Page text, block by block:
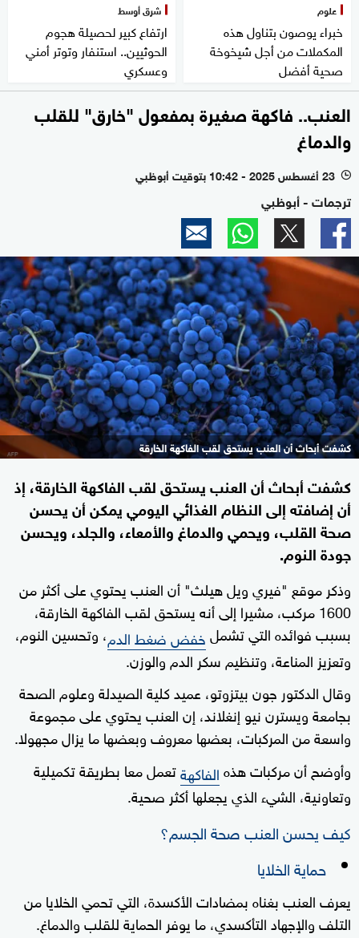
علوم
خبراء يوصون بتناول هذه
المكملات من أجل شيخوخة
صحية أفضل
شرق أوسط
ارتفاع كبير لحصيلة هجوم
الحوثيين.. استنفار وتوتر أمني
وعسكري
العنب.. فاكهة صغيرة بمفعول "خارق" للقلب
والدماغ
l 23 أغسطس 2025 - 10:42 بتوقيت أبوظبي
ترجمات - أبوظبي
كشفت أبحاث أن العنب يستحق لقب الفاكهة الخارقة
كشفت أبحاث أن العنب يستحق لقب الفاكهة الخارقة، إذ
أن إضافته إلى النظام الغذائي اليومي يمكن أن يحسن
صحة القلب، ويحمي والدماغ والأمعاء، والجلد، ويحسن
جودة النوم.
وذكر موقع "فيري ويل هيلث" أن العنب يحتوي على أكثر من
1600 مركب، مشيرا إلى أنه يستحق لقب الفاكهة الخارقة،
بسبب فوائده التي تشملخفض ضغط الدم، وتحسين النوم،
وتعزيز المناعة، وتنظيم سكر الدم والوزن.
وقال الدكتور جون بيتزوتو، عميد كلية الصيدلة وعلوم الصحة
بجامعة ويسترن نيو إنغلاند، إن العنب يحتوي على مجموعة
واسعة من المركبات، بعضها معروف وبعضها ما يزال مجهولا.
وأوضح أن مركبات هذهالفاكهةتعمل معا بطريقة تكميلية
وتعاونية، الشيء الذي يجعلها أكثر صحية.
كيف يحسن العنب صحة الجسم؟
حماية الخلايا
يعرف العنب بغناه بمضادات الأكسدة، التي تحمي الخلايا من
التلف والإجهاد التأكسدي، ما يوفر الحماية للقلب والدماغ.